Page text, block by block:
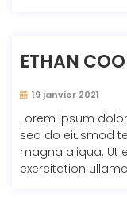
ETHAN
19 janvier 2021
Lorem ipsum
sed do eiusmod
magna aliqua. Ut
exercitation